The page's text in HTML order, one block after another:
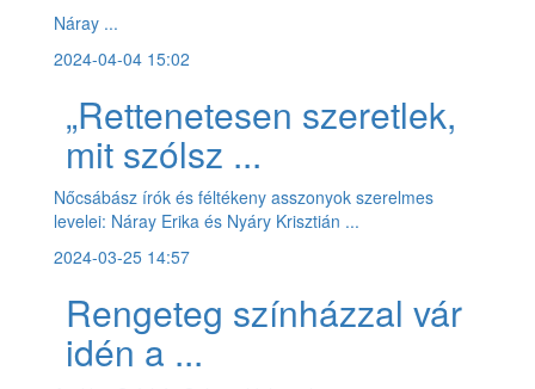
Náray ...
2024-04-04 15:02
„Rettenetesen szeretlek,
mit szólsz ...
Nőcsábász írók és féltékeny asszonyok szerelmes
levelei: Náray Erika és Nyáry Krisztián ...
2024-03-25 14:57
Rengeteg színházzal vár
idén a ...